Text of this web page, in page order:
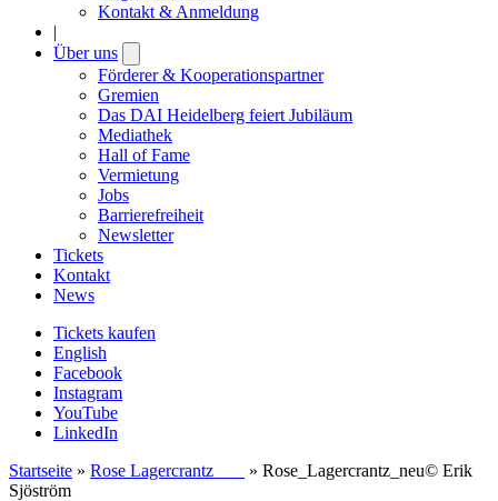
Kontakt & Anmeldung
|
Über uns
submenu
Förderer & Kooperationspartner
Gremien
Das DAI Heidelberg feiert Jubiläum
Mediathek
Hall of Fame
Vermietung
Jobs
Barrierefreiheit
Newsletter
Tickets
Kontakt
News
Tickets kaufen
English
Facebook
Instagram
YouTube
LinkedIn
Startseite » Rose Lagercrantz » Rose_Lagercrantz_neu© Erik
Sjöström